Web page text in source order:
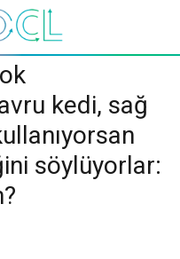
kedi, sağ
söylüyorlar: